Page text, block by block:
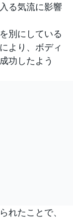
る気流に影響
別にしている
より、ボディ
功したよう
れたことで、